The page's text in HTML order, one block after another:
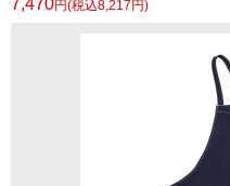
7,470円(税込8,217円)